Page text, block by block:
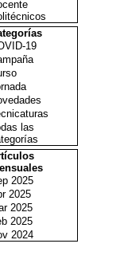
el bloque Categorías
19
las
el bloque Artículos
2025
2025
2025
2025
2024